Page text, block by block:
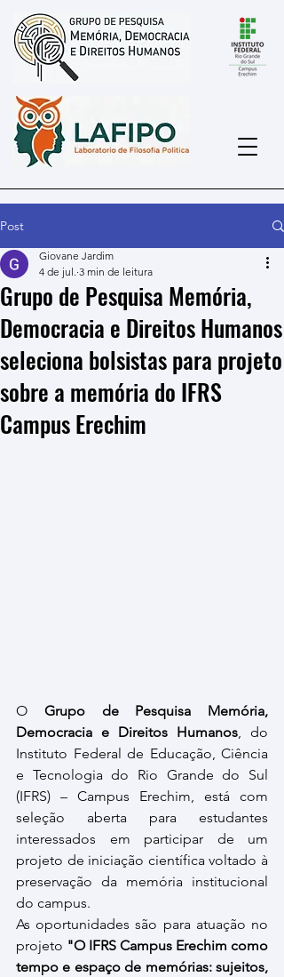
Post
Grupo de Pesquisa Memória,
Democracia e Direitos Humanos
seleciona bolsistas para projeto
sobre a memória do IFRS
Campus Erechim
Giovane Jardim
4 de jul. 3 min de leitura
O Grupo de Pesquisa Memória,
Democracia e Direitos Humanos, do
Instituto Federal de Educação, Ciência
e Tecnologia do Rio Grande do Sul
(IFRS) – Campus Erechim, está com
seleção aberta para estudantes
interessados em participar de um
projeto de iniciação científica voltado à
preservação da memória institucional
do campus.
As oportunidades são para atuação no
projeto "O IFRS Campus Erechim como
tempo e espaço de memórias: sujeitos,